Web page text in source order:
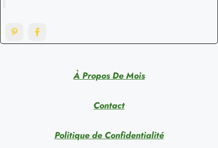
À Propos De Mois
Contact
Politique de Confidentialité